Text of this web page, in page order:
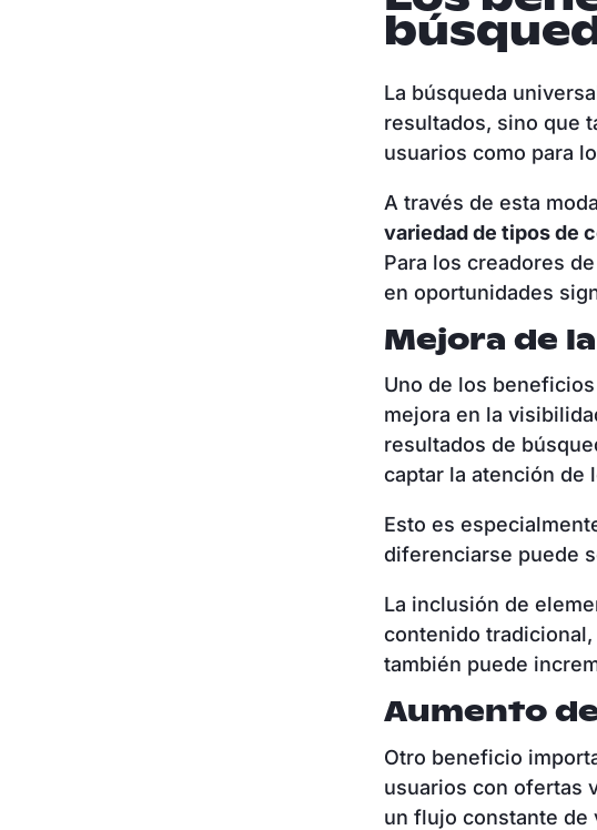
La búsqueda
resultados, sino que
usuarios como para
A través de esta
variedad de tipos de
Para los creadores
en oportunidades
Mejora de
Uno de los
mejora en la
resultados de
captar la atención de
Esto es
diferenciarse puede
La inclusión de
contenido
también puede
Aumento
Otro beneficio
usuarios con ofertas
un flujo constante de